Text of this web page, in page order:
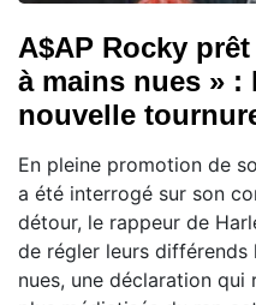
A$AP Rocky
à mains nues » :
nouvelle
En pleine promotion de
a été interrogé sur son
détour, le rappeur de
de régler leurs
nues, une déclaration qui